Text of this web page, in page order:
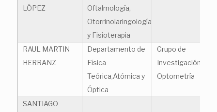
LÓPEZ
Oftalmología,
Otorrinolaringología
y Fisioterapia
RAUL MARTIN
HERRANZ
Departamento de
Física
Teórica,Atómica y
Óptica
Grupo de
Investigación en
Optometría
SANTIAGO